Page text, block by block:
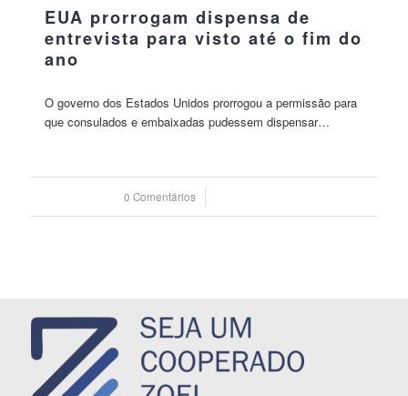
EUA prorrogam dispensa de
entrevista para visto até o fim do
ano
O governo dos Estados Unidos prorrogou a permissão para
que consulados e embaixadas pudessem dispensar…
0 Comentários
/